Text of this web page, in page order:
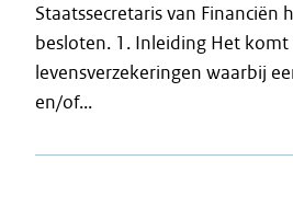
Staatssecretaris van Financiën
besloten. 1. Inleiding Het
levensverzekeringen waarbij
en/of...